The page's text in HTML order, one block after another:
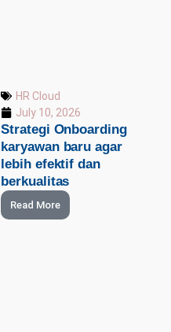
HR Cloud
July 10, 2026
Strategi Onboarding
karyawan baru agar
lebih efektif dan
berkualitas
Read More